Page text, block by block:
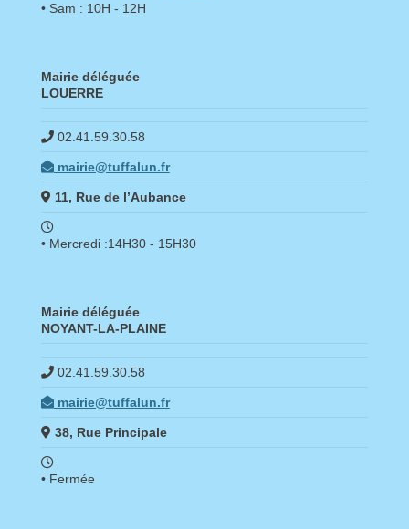
• Sam : 10H - 12H
Mairie déléguée
LOUERRE
02.41.59.30.58
mairie@tuffalun.fr
11, Rue de l’Aubance
• Mercredi :14H30 - 15H30
Mairie déléguée
NOYANT-LA-PLAINE
02.41.59.30.58
mairie@tuffalun.fr
38, Rue Principale
• Fermée